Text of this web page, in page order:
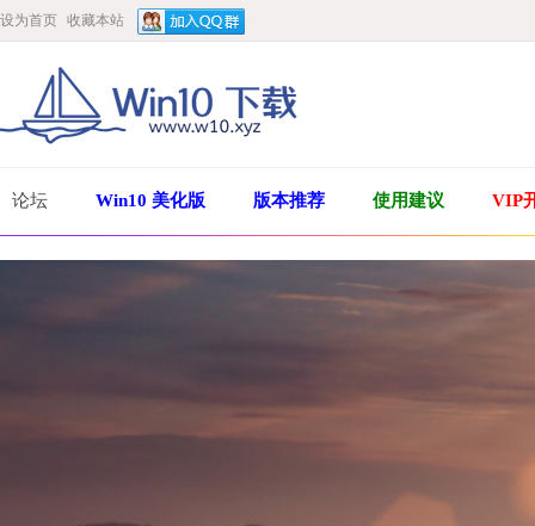
设为首页 收藏本站
论坛 Win10 美化版 版本推荐 使用建议 VIP